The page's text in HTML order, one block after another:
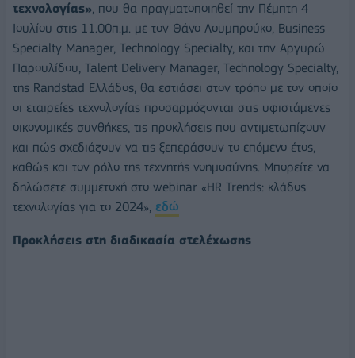
τεχνολογίας», που θα πραγματοποιηθεί την Πέμπτη 4
Ιουλίου στις 11.00π.μ. με τον Θάνο Λουμπρούκο, Business
Specialty Manager, Technology Specialty, και την Αργυρώ
Παρουλίδου, Talent Delivery Manager, Technology Specialty,
της Randstad Ελλάδος, θα εστιάσει στον τρόπο με τον οποίο
οι εταιρείες τεχνολογίας προσαρμόζονται στις υφιστάμενες
οικονομικές συνθήκες, τις προκλήσεις που αντιμετωπίζουν
και πώς σχεδιάζουν να τις ξεπεράσουν το επόμενο έτος,
καθώς και τον ρόλο της τεχνητής νοημοσύνης. Μπορείτε να
δηλώσετε συμμετοχή στο webinar «HR Trends: κλάδος
τεχνολογίας για το 2024», εδώ
Προκλήσεις στη διαδικασία στελέχωσης